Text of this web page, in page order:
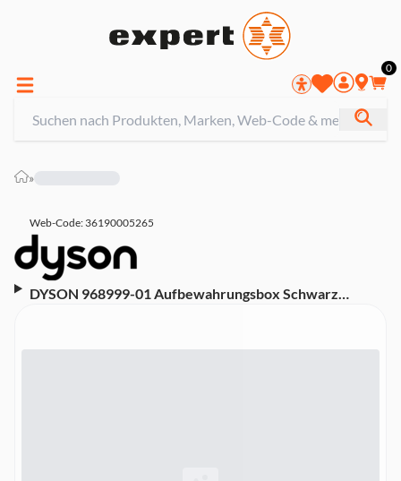
0
»
Web-Code: 36190005265
DYSON 968999-01 Aufbewahrungsbox Schwarz